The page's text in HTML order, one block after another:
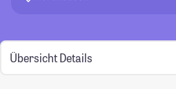
Übersicht Details